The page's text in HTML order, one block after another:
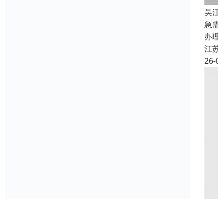
吴
急
办
江
26-